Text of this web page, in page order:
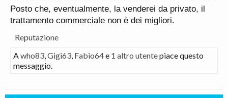
Posto che, eventualmente, la venderei da privato, il
trattamento commerciale non è dei migliori.
Reputazione
Awho83,Gigi63, Fabio64e 1 altro utentepiace questo
messaggio.